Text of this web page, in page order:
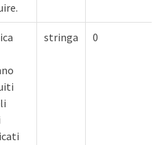
stringa 0